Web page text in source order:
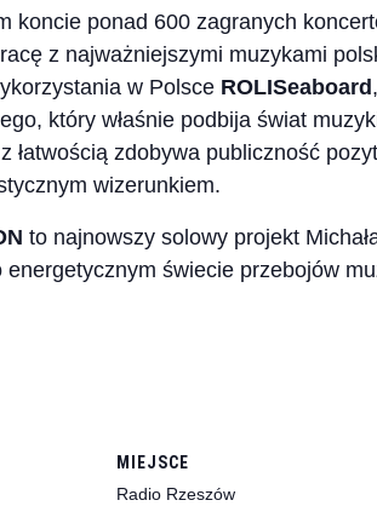
koncie ponad 600 zagranych
z najważniejszymi muzykami
w Polsce ROLISeaboard
który właśnie podbija świat
łatwością zdobywa publiczność
wizerunkiem.
to najnowszy solowy projekt
energetycznym świecie przebojów
MIEJSCE
Radio Rzeszów